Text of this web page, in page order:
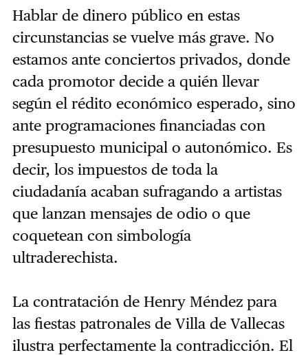
Hablar de dinero público en estas
circunstancias se vuelve más grave. No
estamos ante conciertos privados, donde
cada promotor decide a quién llevar
según el rédito económico esperado, sino
ante programaciones financiadas con
presupuesto municipal o autonómico. Es
decir, los impuestos de toda la
ciudadanía acaban sufragando a artistas
que lanzan mensajes de odio o que
coquetean con simbología
ultraderechista.
La contratación de Henry Méndez para
las fiestas patronales de Villa de Vallecas
ilustra perfectamente la contradicción. El